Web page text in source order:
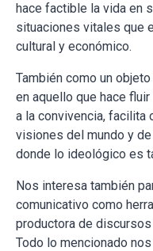
hace factible la vida en
situaciones vitales que
cultural y económico.
También como un
en aquello que hace
a la convivencia, facilita
visiones del mundo y
donde lo ideológico es
Nos interesa también
comunicativo como
productora de
Todo lo mencionado